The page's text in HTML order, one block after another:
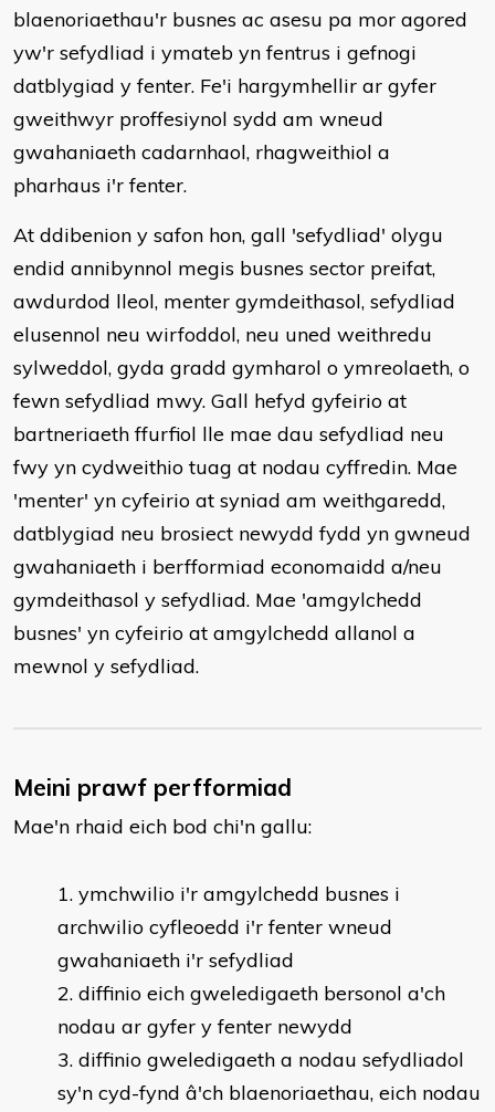
blaenoriaethau'r busnes ac asesu pa mor agored
yw'r sefydliad i ymateb yn fentrus i gefnogi
datblygiad y fenter. Fe'i hargymhellir ar gyfer
gweithwyr proffesiynol sydd am wneud
gwahaniaeth cadarnhaol, rhagweithiol a
pharhaus i'r fenter.
At ddibenion y safon hon, gall 'sefydliad' olygu
endid annibynnol megis busnes sector preifat,
awdurdod lleol, menter gymdeithasol, sefydliad
elusennol neu wirfoddol, neu uned weithredu
sylweddol, gyda gradd gymharol o ymreolaeth, o
fewn sefydliad mwy. Gall hefyd gyfeirio at
bartneriaeth ffurfiol lle mae dau sefydliad neu
fwy yn cydweithio tuag at nodau cyffredin. Mae
'menter' yn cyfeirio at syniad am weithgaredd,
datblygiad neu brosiect newydd fydd yn gwneud
gwahaniaeth i berfformiad economaidd a/neu
gymdeithasol y sefydliad. Mae 'amgylchedd
busnes' yn cyfeirio at amgylchedd allanol a
mewnol y sefydliad.
Meini prawf perfformiad
Mae'n rhaid eich bod chi'n gallu:
ymchwilio i'r amgylchedd busnes i
archwilio cyfleoedd i'r fenter wneud
gwahaniaeth i'r sefydliad
diffinio eich gweledigaeth bersonol a'ch
nodau ar gyfer y fenter newydd
diffinio gweledigaeth a nodau sefydliadol
sy'n cyd-fynd â'ch blaenoriaethau, eich nodau